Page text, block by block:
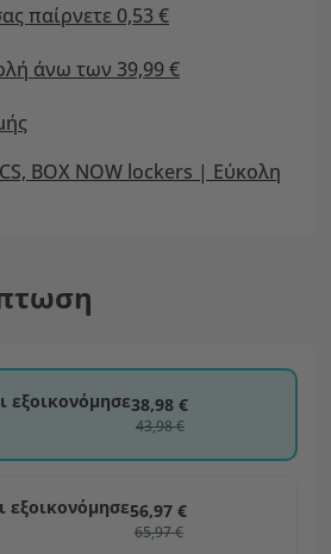
παίρνετε 0,53 €
άνω των 39,99 €
BOX NOW lockers | Εύκολη
εξοικονόμησε38,98 €
43,98 €
εξοικονόμησε56,97 €
65,97 €